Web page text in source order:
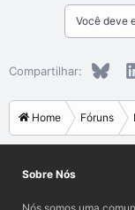
Você deve
Compartilhar:
Home Fóruns
Sobre Nós